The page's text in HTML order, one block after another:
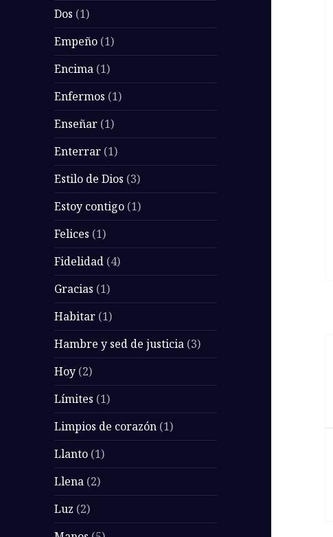
Dos (1)
Empeño (1)
Encima (1)
Enfermos (1)
Enseñar (1)
Enterrar (1)
Estilo de Dios (3)
Estoy contigo (1)
Felices (1)
Fidelidad (4)
Gracias (1)
Habitar (1)
Hambre y sed de justicia (3)
Hoy (2)
Límites (1)
Limpios de corazón (1)
Llanto (1)
Llena (2)
Luz (2)